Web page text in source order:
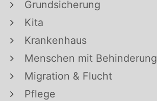
Grundsicherung
Kita
Krankenhaus
Menschen mit Behinderung
Migration & Flucht
Pflege